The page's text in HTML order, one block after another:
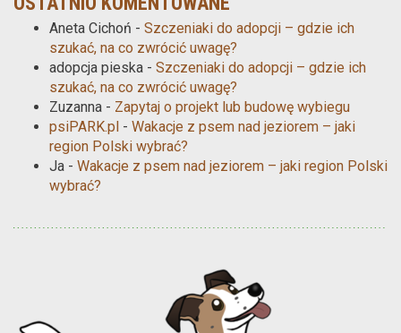
Aneta Cichoń - Szczeniaki do adopcji – gdzie ich
szukać, na co zwrócić uwagę?
adopcja pieska - Szczeniaki do adopcji – gdzie ich
szukać, na co zwrócić uwagę?
Zuzanna - Zapytaj o projekt lub budowę wybiegu
psiPARK.pl - Wakacje z psem nad jeziorem – jaki
region Polski wybrać?
Ja - Wakacje z psem nad jeziorem – jaki region Polski
wybrać?